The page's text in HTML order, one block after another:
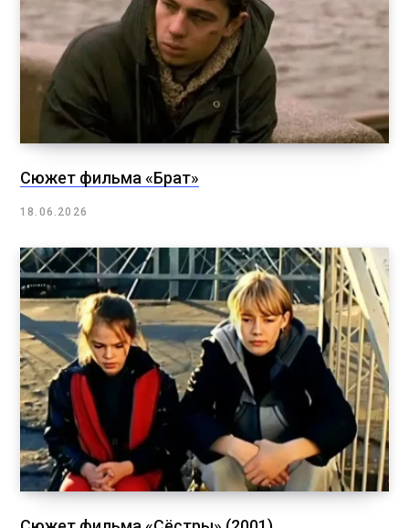
Сюжет фильма «Брат»
18.06.2026